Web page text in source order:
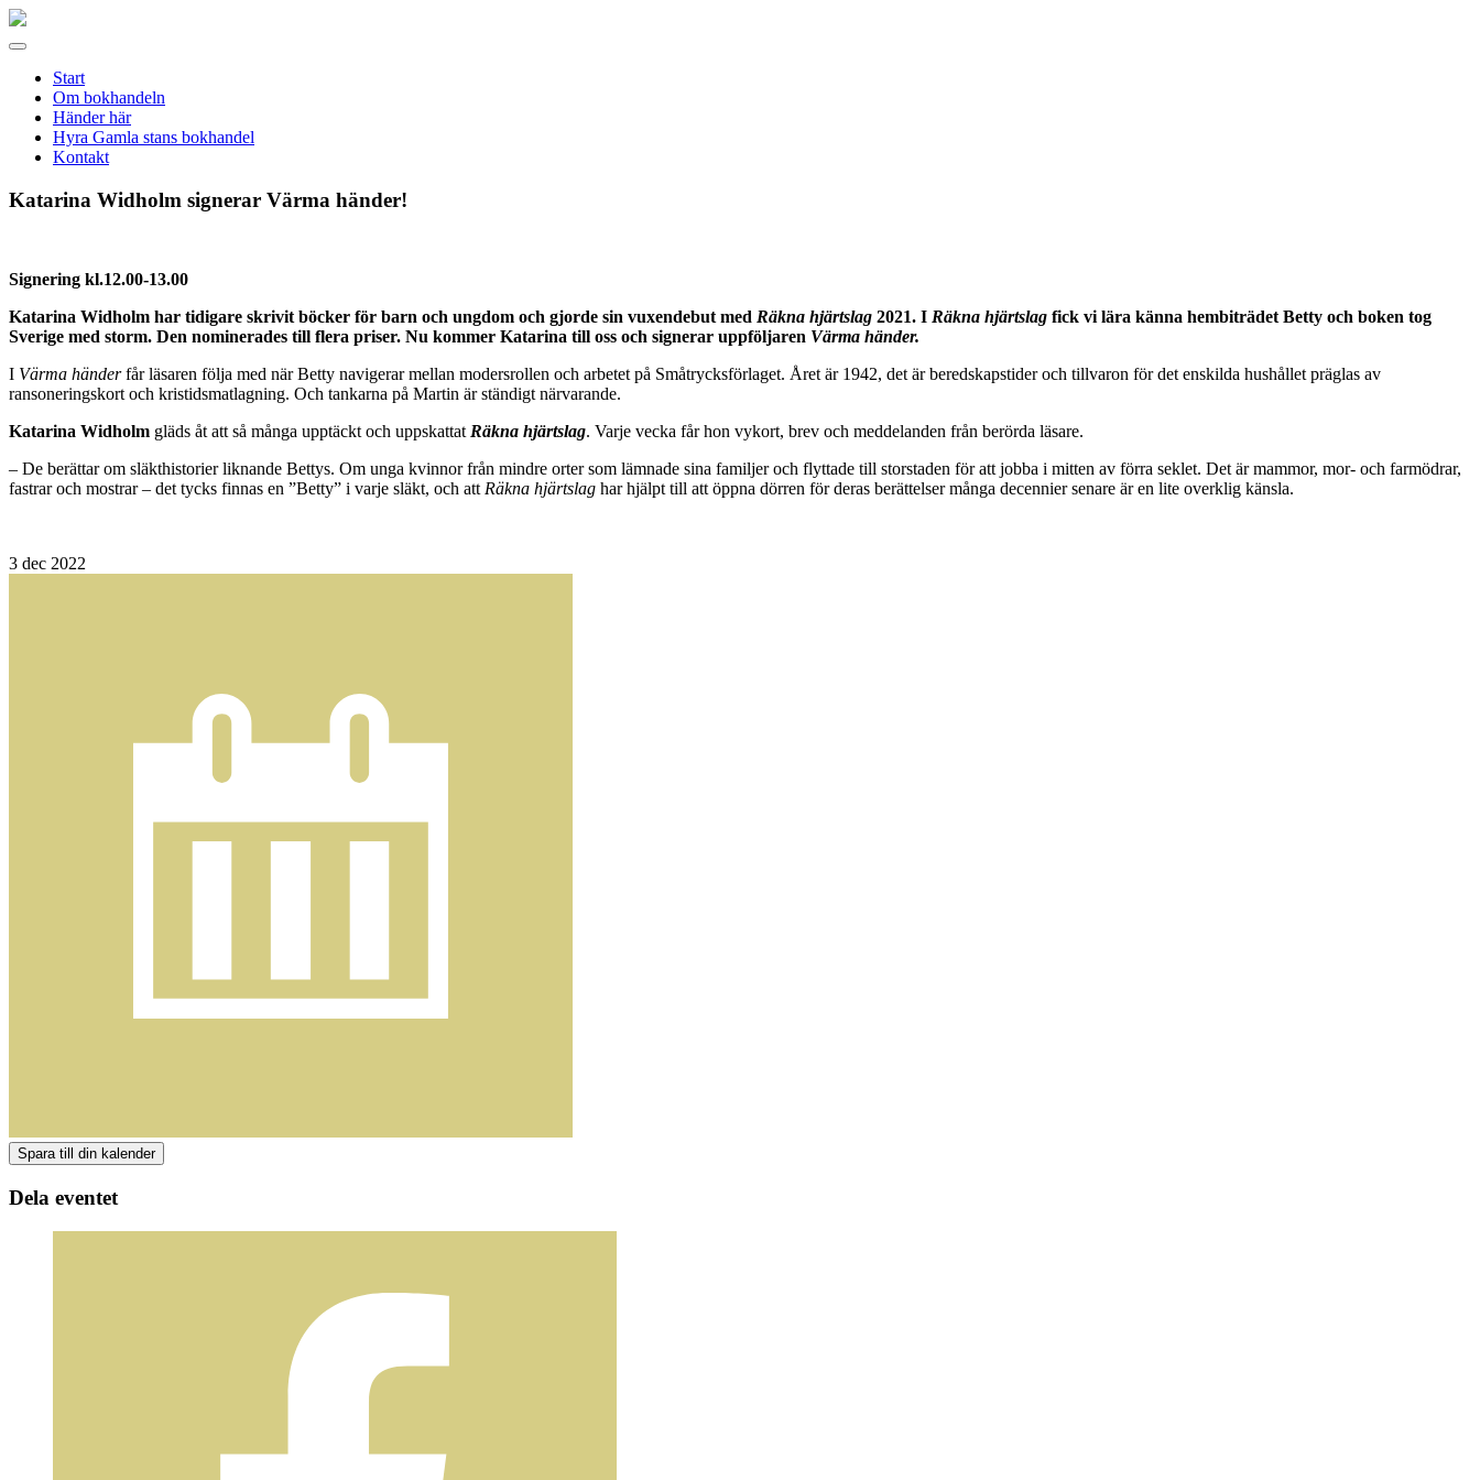
Gamla
Meny
Start
Om bokhandeln
Händer här
Hyra Gamla stans bokhandel
Kontakt
Katarina Widholm signerar Värma händer!
Signering kl.12.00-13.00
Katarina Widholm har tidigare skrivit böcker för barn och ungdom och gjorde sin vuxendebut med Räkna hjärtslag 2021. I Räkna hjärtslag fick vi lära känna hembiträdet Betty och boken tog
Sverige med storm. Den nominerades till flera priser. Nu kommer Katarina till oss och signerar uppföljaren Värma händer.
I Värma händerfår läsaren följa med när Betty navigerar mellan modersrollen och arbetet på Småtrycksförlaget. Året är 1942, det är beredskapstider och tillvaron för det enskilda hushållet präglas av
ransoneringskort och kristidsmatlagning. Och tankarna på Martin är ständigt närvarande.
Katarina Widholm gläds åt att så många upptäckt och uppskattatRäkna hjärtslag. Varje vecka får hon vykort, brev och meddelanden från berörda läsare.
– De berättar om släkthistorier liknande Bettys. Om unga kvinnor från mindre orter som lämnade sina familjer och flyttade till storstaden för att jobba i mitten av förra seklet. Det är mammor, mor- och farmödrar,
fastrar och mostrar – det tycks finnas en ”Betty” i varje släkt, och attRäkna hjärtslag har hjälpt till att öppna dörren för deras berättelser många decennier senare är en lite overklig känsla.
3 dec 2022
Dela eventet